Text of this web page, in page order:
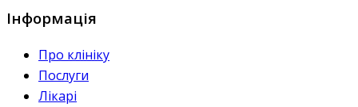
Інформація
Про клініку
Послуги
Лікарі